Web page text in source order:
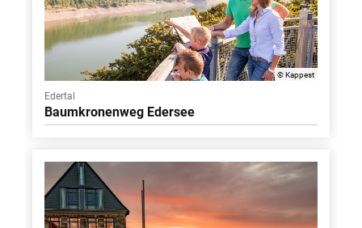
© Kappest
Edertal
Baumkronenweg Edersee